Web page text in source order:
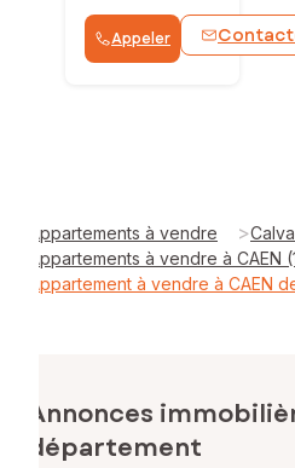
Appeler
Appartements à vendre >
Appartements à vendre à CAEN
Appartement à vendre à CAEN
Annonces
département